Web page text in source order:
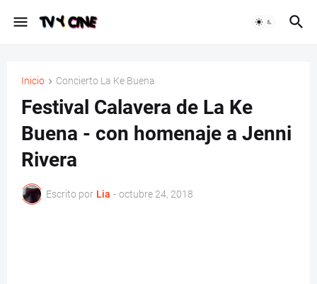
Inicio Concierto La Ke Buena
Festival Calavera de La Ke
Buena - con homenaje a Jenni
Rivera
Escrito por Lia - octubre 24, 2018